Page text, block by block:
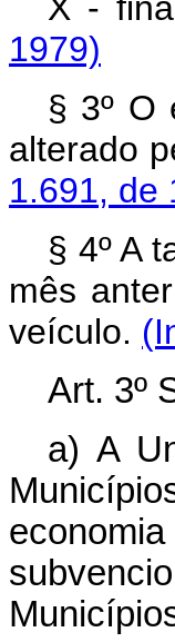
1979)
§ 3º O
alterado
1.691, de
§ 4º A
mês
veículo.
Art. 3º
a) A